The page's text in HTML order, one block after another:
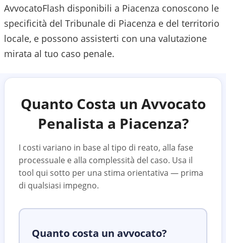
AvvocatoFlash disponibili a Piacenza conoscono le
specificità del Tribunale di Piacenza e del territorio
locale, e possono assisterti con una valutazione
mirata al tuo caso penale.
Quanto Costa un Avvocato
Penalista a Piacenza?
I costi variano in base al tipo di reato, alla fase
processuale e alla complessità del caso. Usa il
tool qui sotto per una stima orientativa — prima
di qualsiasi impegno.
Quanto costa un avvocato?